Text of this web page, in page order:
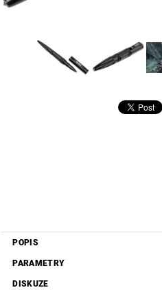
POPIS
PARAMETRY
DISKUZE